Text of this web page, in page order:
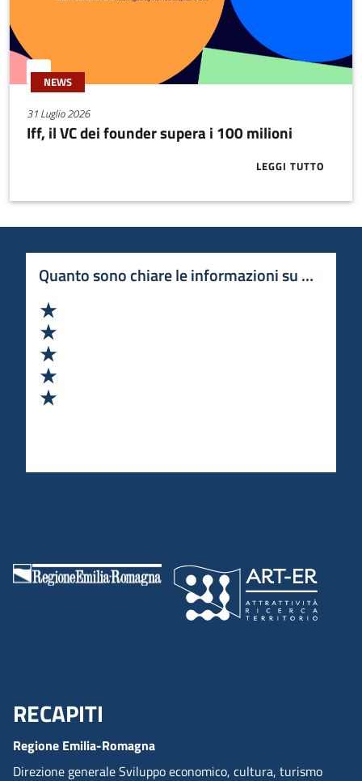
NEWS
31 Luglio 2026
Iff, il VC dei founder supera i 100 milioni
LEGGI TUTTO
ABOUT IFF,
Quanto sono chiare le informazioni su questa
Menu Footer
RECAPITI
Regione Emilia-Romagna
Direzione generale Sviluppo economico, cultura, turismo